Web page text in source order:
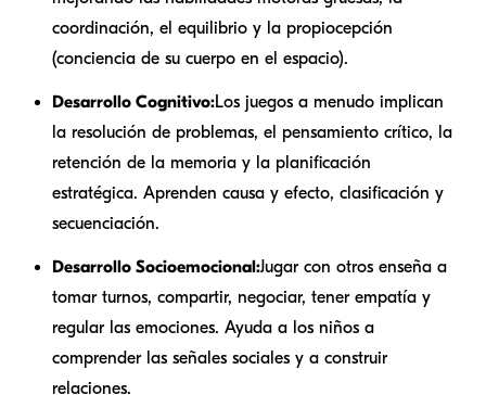
coordinación, el equilibrio y la propiocepción
(conciencia de su cuerpo en el espacio).
Desarrollo Cognitivo:Los juegos a menudo implican
la resolución de problemas, el pensamiento crítico, la
retención de la memoria y la planificación
estratégica. Aprenden causa y efecto, clasificación y
secuenciación.
Desarrollo Socioemocional:Jugar con otros enseña a
tomar turnos, compartir, negociar, tener empatía y
regular las emociones. Ayuda a los niños a
comprender las señales sociales y a construir
relaciones.